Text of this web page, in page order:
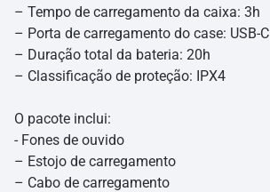
– Tempo de carregamento da caixa: 3h
– Porta de carregamento do case: USB-C
– Duração total da bateria: 20h
– Classificação de proteção: IPX4
O pacote inclui:
- Fones de ouvido
– Estojo de carregamento
– Cabo de carregamento